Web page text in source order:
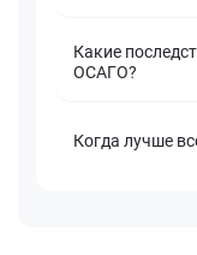
Какие
ОСАГО?
Когда лучше